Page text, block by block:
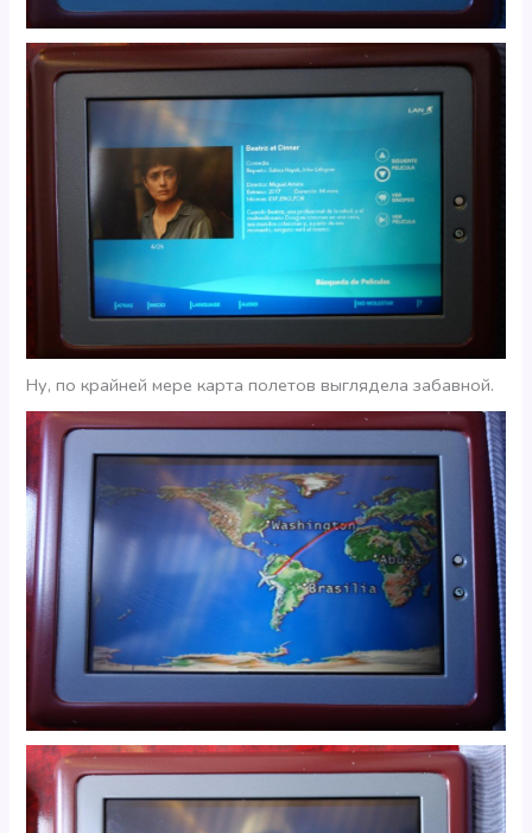
Ну, по крайней мере карта полетов выглядела забавной.